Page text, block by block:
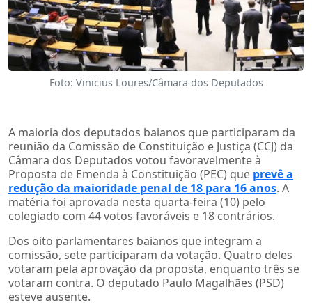
Foto: Vinicius Loures/Câmara dos Deputados
A maioria dos deputados baianos que participaram da
reunião da Comissão de Constituição e Justiça (CCJ) da
Câmara dos Deputados votou favoravelmente à
Proposta de Emenda à Constituição (PEC) que prevê a
redução da maioridade penal de 18 para 16 anos. A
matéria foi aprovada nesta quarta-feira (10) pelo
colegiado com 44 votos favoráveis e 18 contrários.
Dos oito parlamentares baianos que integram a
comissão, sete participaram da votação. Quatro deles
votaram pela aprovação da proposta, enquanto três se
votaram contra. O deputado Paulo Magalhães (PSD)
esteve ausente.